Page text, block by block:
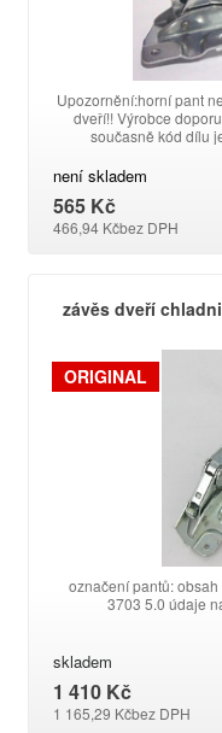
Upozornění:horní pant
dveří!! Výrobce
současně kód dílu
není skladem
565 Kč
466,94 Kčbez DPH
závěs dveří
ORIGINAL
označení pantů:
3703 5.0 údaje
skladem
1 410 Kč
1 165,29 Kčbez DPH